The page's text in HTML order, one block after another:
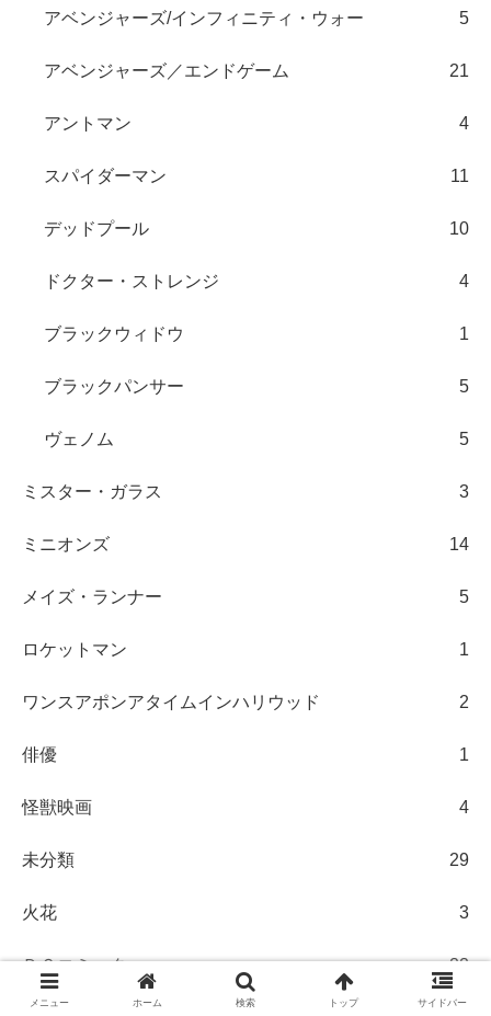
アベンジャーズ/インフィニティ・ウォー 5
アベンジャーズ／エンドゲーム 21
アントマン 4
スパイダーマン 11
デッドプール 10
ドクター・ストレンジ 4
ブラックウィドウ 1
ブラックパンサー 5
ヴェノム 5
ミスター・ガラス 3
ミニオンズ 14
メイズ・ランナー 5
ロケットマン 1
ワンスアポンアタイムインハリウッド 2
俳優 1
怪獣映画 4
未分類 29
火花 3
ＤＣコミック 22
メニュー ホーム 検索 トップ サイドバー